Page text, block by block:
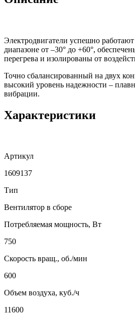
Электродвигатели успешно
диапазоне от –30° до +60°,
перегрева и изолированы от
Точно сбалансированный на двух
высокий уровень надежности –
вибрации.
Характеристики
Артикул
1609137
Тип
Вентилятор в сборе
Потребляемая мощность, Вт
750
Cкорость вращ., об./мин
600
Объем воздуха, куб./ч
11600